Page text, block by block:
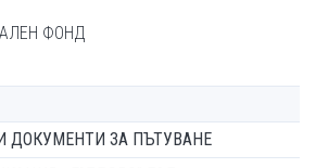
ФОНД
ДОКУМЕНТИ ЗА ПЪТУВАНЕ